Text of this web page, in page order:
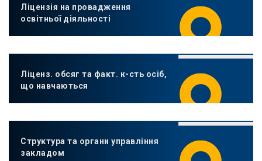
Ліцензія на провадження
освітньої діяльності
Ліценз. обсяг та факт. к-сть осіб,
що навчаються
Структура та органи управління
закладом